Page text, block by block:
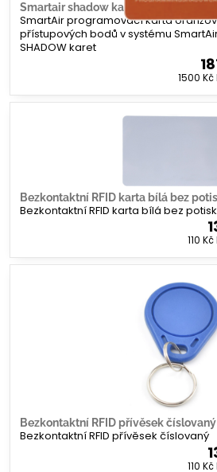
Smartair shadow karta oranžová
SmartAir programovací karta
přístupových bodů v systému
SHADOW karet
1500 Kč
Bezkontaktní RFID karta bílá bez
Bezkontaktní RFID karta bílá bez
110 Kč
Bezkontaktní RFID přívěsek číslovaný
Bezkontaktní RFID přívěsek číslovaný
110 Kč